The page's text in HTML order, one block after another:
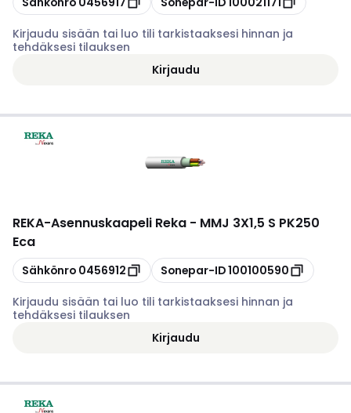
Kirjaudu sisään tai luo tili tarkistaaksesi hinnan ja
tehdäksesi tilauksen
Kirjaudu
REKA-Asennuskaapeli Reka - MMJ 3X1,5 S PK250
Eca
Kopioi
Sähkönro 0456912 Kopioi
Sonepar-ID100100590
Kirjaudu sisään tai luo tili tarkistaaksesi hinnan ja
tehdäksesi tilauksen
Kirjaudu